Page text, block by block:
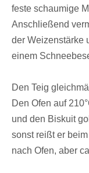
feste schaumige
Anschließend
der Weizenstärke
einem
Den Teig
Den Ofen auf
und den Biskuit
sonst reißt er
nach Ofen, aber